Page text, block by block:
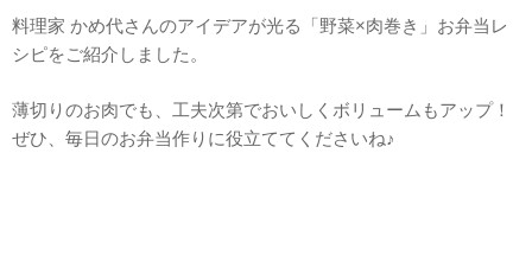
料理家 かめ代さんのアイデアが光る「野菜×肉巻き」お弁当レ
シピをご紹介しました。
薄切りのお肉でも、工夫次第でおいしくボリュームもアップ！
ぜひ、毎日のお弁当作りに役立ててくださいね♪